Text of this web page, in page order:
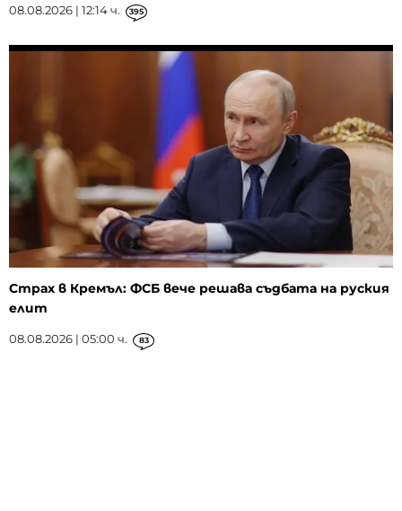
08.08.2026 | 12:14 ч. 395
Страх в Кремъл: ФСБ вече решава съдбата на руския
елит
08.08.2026 | 05:00 ч. 83